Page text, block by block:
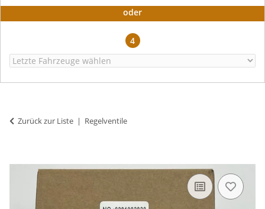
oder
4
Zurück zur Liste Regelventile